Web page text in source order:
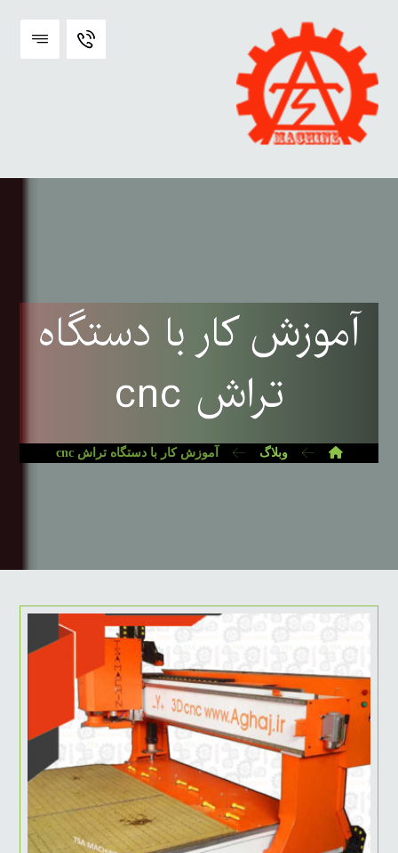
آموزش کار با دستگاه
تراش cnc
وبلاگ آموزش کار با دستگاه تراش cnc